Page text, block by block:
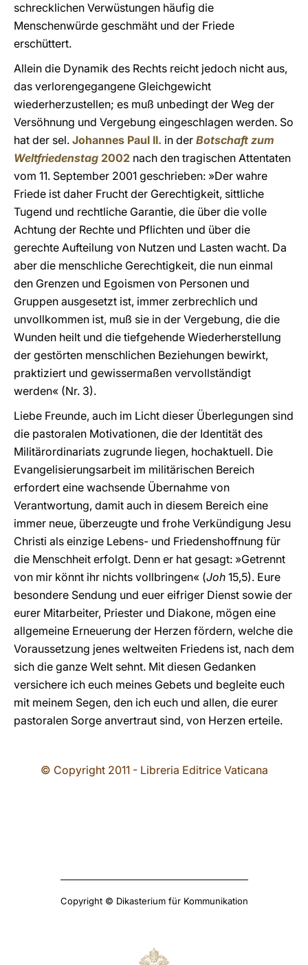
schrecklichen Verwüstungen häufig die
Menschenwürde geschmäht und der Friede
erschüttert.
Allein die Dynamik des Rechts reicht jedoch nicht aus,
das verlorengegangene Gleichgewicht
wiederherzustellen; es muß unbedingt der Weg der
Versöhnung und Vergebung eingeschlagen werden. So
hat der sel. Johannes Paul II. in der Botschaft zum
Weltfriedenstag 2002 nach den tragischen Attentaten
vom 11. September 2001 geschrieben: »Der wahre
Friede ist daher Frucht der Gerechtigkeit, sittliche
Tugend und rechtliche Garantie, die über die volle
Achtung der Rechte und Pflichten und über die
gerechte Aufteilung von Nutzen und Lasten wacht. Da
aber die menschliche Gerechtigkeit, die nun einmal
den Grenzen und Egoismen von Personen und
Gruppen ausgesetzt ist, immer zerbrechlich und
unvollkommen ist, muß sie in der Vergebung, die die
Wunden heilt und die tiefgehende Wiederherstellung
der gestörten menschlichen Beziehungen bewirkt,
praktiziert und gewissermaßen vervollständigt
werden« (Nr. 3).
Liebe Freunde, auch im Licht dieser Überlegungen sind
die pastoralen Motivationen, die der Identität des
Militärordinariats zugrunde liegen, hochaktuell. Die
Evangelisierungsarbeit im militärischen Bereich
erfordert eine wachsende Übernahme von
Verantwortung, damit auch in diesem Bereich eine
immer neue, überzeugte und frohe Verkündigung Jesu
Christi als einzige Lebens- und Friedenshoffnung für
die Menschheit erfolgt. Denn er hat gesagt: »Getrennt
von mir könnt ihr nichts vollbringen« (Joh 15,5). Eure
besondere Sendung und euer eifriger Dienst sowie der
eurer Mitarbeiter, Priester und Diakone, mögen eine
allgemeine Erneuerung der Herzen fördern, welche die
Voraussetzung jenes weltweiten Friedens ist, nach dem
sich die ganze Welt sehnt. Mit diesen Gedanken
versichere ich euch meines Gebets und begleite euch
mit meinem Segen, den ich euch und allen, die eurer
pastoralen Sorge anvertraut sind, von Herzen erteile.
© Copyright 2011 - Libreria Editrice Vaticana
Copyright © Dikasterium für Kommunikation